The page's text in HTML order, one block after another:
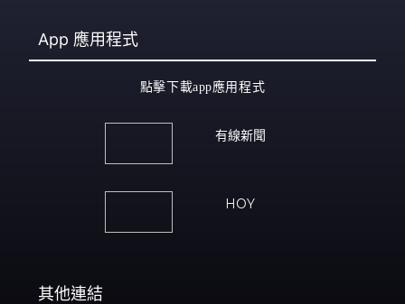
App 應用程式
點擊下載app應用程式
有線新聞
HOY
其他連結